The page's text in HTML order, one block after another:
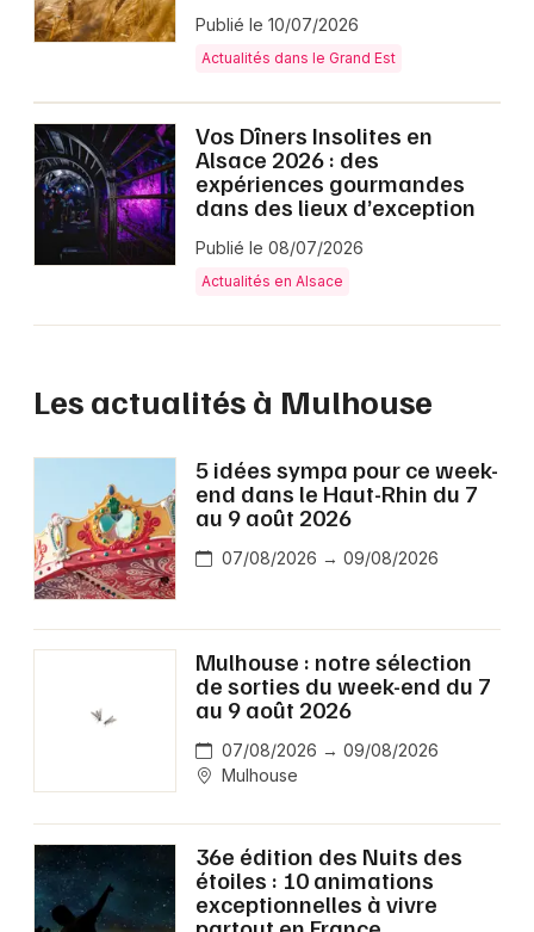
Publié le 10/07/2026
Actualités dans le Grand Est
Vos Dîners Insolites en
Alsace 2026 : des
expériences gourmandes
dans des lieux d’exception
Publié le 08/07/2026
Actualités en Alsace
Les actualités à Mulhouse
5 idées sympa pour ce week-
end dans le Haut-Rhin du 7
au 9 août 2026
07/08/2026 → 09/08/2026
Mulhouse : notre sélection
de sorties du week-end du 7
au 9 août 2026
07/08/2026 → 09/08/2026
Mulhouse
36e édition des Nuits des
étoiles : 10 animations
exceptionnelles à vivre